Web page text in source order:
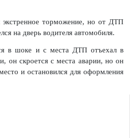
экстренное торможение, но от ДТП
на дверь водителя автомобиля.
в шоке и с места ДТП отъехал в
он скроется с места аварии, но он
и остановился для оформления